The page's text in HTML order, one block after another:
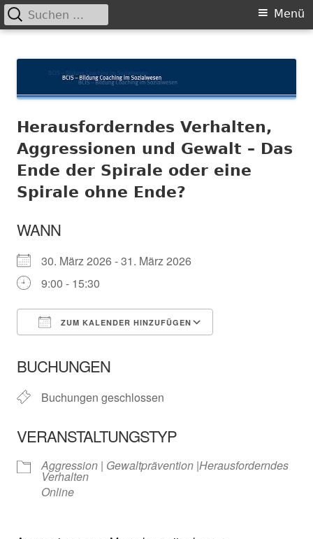
zum
Primäres
Menü
Suchen
nach:
Herausforderndes Verhalten,
Aggressionen und Gewalt – Das
Ende der Spirale oder eine
Spirale ohne Ende?
WANN
30. März 2026 - 31. März 2026
9:00 - 15:30
ZUM KALENDER HINZUFÜGEN
BUCHUNGEN
Buchungen geschlossen
VERANSTALTUNGSTYP
Aggression | Gewaltprävention |Herausforderndes
Verhalten
Online